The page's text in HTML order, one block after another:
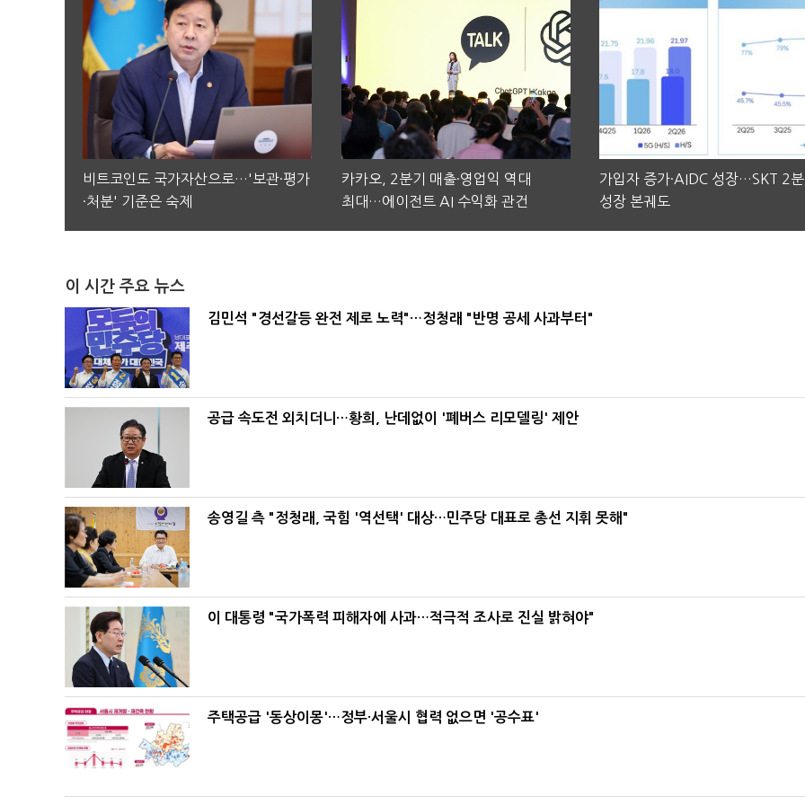
비트코인도 국가자산으로…'보관·평가
·처분' 기준은 숙제
카카오, 2분기 매출·영업익 역대
최대…에이전트 AI 수익화 관건
가입자 증가·AIDC 성장…SKT 2
성장 본궤도
이 시간 주요 뉴스
김민석 "경선갈등 완전 제로 노력"…정청래 "반명 공세 사과부터"
공급 속도전 외치더니…황희, 난데없이 '폐버스 리모델링' 제안
송영길 측 "정청래, 국힘 '역선택' 대상…민주당 대표로 총선 지휘 못해"
이 대통령 "국가폭력 피해자에 사과…적극적 조사로 진실 밝혀야"
주택공급 '동상이몽'…정부·서울시 협력 없으면 '공수표'